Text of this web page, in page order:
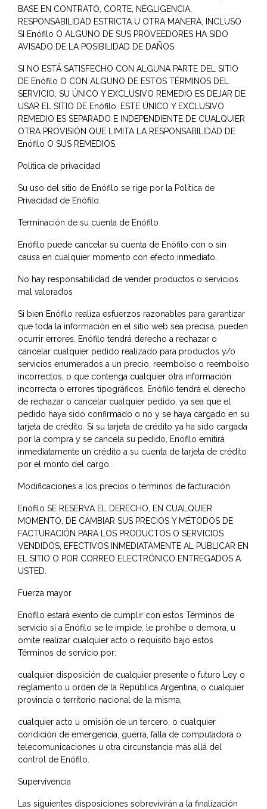
BASE EN CONTRATO, CORTE, NEGLIGENCIA,
RESPONSABILIDAD ESTRICTA U OTRA MANERA, INCLUSO
SI Enófilo O ALGUNO DE SUS PROVEEDORES HA SIDO
AVISADO DE LA POSIBILIDAD DE DAÑOS.
SI NO ESTÁ SATISFECHO CON ALGUNA PARTE DEL SITIO
DE Enófilo O CON ALGUNO DE ESTOS TÉRMINOS DEL
SERVICIO, SU ÚNICO Y EXCLUSIVO REMEDIO ES DEJAR DE
USAR EL SITIO DE Enófilo. ESTE ÚNICO Y EXCLUSIVO
REMEDIO ES SEPARADO E INDEPENDIENTE DE CUALQUIER
OTRA PROVISIÓN QUE LIMITA LA RESPONSABILIDAD DE
Enófilo O SUS REMEDIOS.
Política de privacidad
Su uso del sitio de Enófilo se rige por la Política de
Privacidad de Enófilo.
Terminación de su cuenta de Enófilo
Enófilo puede cancelar su cuenta de Enófilo con o sin
causa en cualquier momento con efecto inmediato.
No hay responsabilidad de vender productos o servicios
mal valorados
Si bien Enófilo realiza esfuerzos razonables para garantizar
que toda la información en el sitio web sea precisa, pueden
ocurrir errores. Enófilo tendrá derecho a rechazar o
cancelar cualquier pedido realizado para productos y/o
servicios enumerados a un precio, reembolso o reembolso
incorrectos, o que contenga cualquier otra información
incorrecta o errores tipográficos. Enófilo tendrá el derecho
de rechazar o cancelar cualquier pedido, ya sea que el
pedido haya sido confirmado o no y se haya cargado en su
tarjeta de crédito. Si su tarjeta de crédito ya ha sido cargada
por la compra y se cancela su pedido, Enófilo emitirá
inmediatamente un crédito a su cuenta de tarjeta de crédito
por el monto del cargo.
Modificaciones a los precios o términos de facturación
Enófilo SE RESERVA EL DERECHO, EN CUALQUIER
MOMENTO, DE CAMBIAR SUS PRECIOS Y MÉTODOS DE
FACTURACIÓN PARA LOS PRODUCTOS O SERVICIOS
VENDIDOS, EFECTIVOS INMEDIATAMENTE AL PUBLICAR EN
EL SITIO O POR CORREO ELECTRÓNICO ENTREGADOS A
USTED.
Fuerza mayor
Enófilo estará exento de cumplir con estos Términos de
servicio si a Enófilo se le impide, le prohíbe o demora, u
omite realizar cualquier acto o requisito bajo estos
Términos de servicio por:
cualquier disposición de cualquier presente o futuro Ley o
reglamento u orden de la República Argentina, o cualquier
provincia o territorio nacional de la misma,
cualquier acto u omisión de un tercero, o cualquier
condición de emergencia, guerra, falla de computadora o
telecomunicaciones u otra circunstancia más allá del
control de Enófilo.
Supervivencia
Las siguientes disposiciones sobrevivirán a la finalización